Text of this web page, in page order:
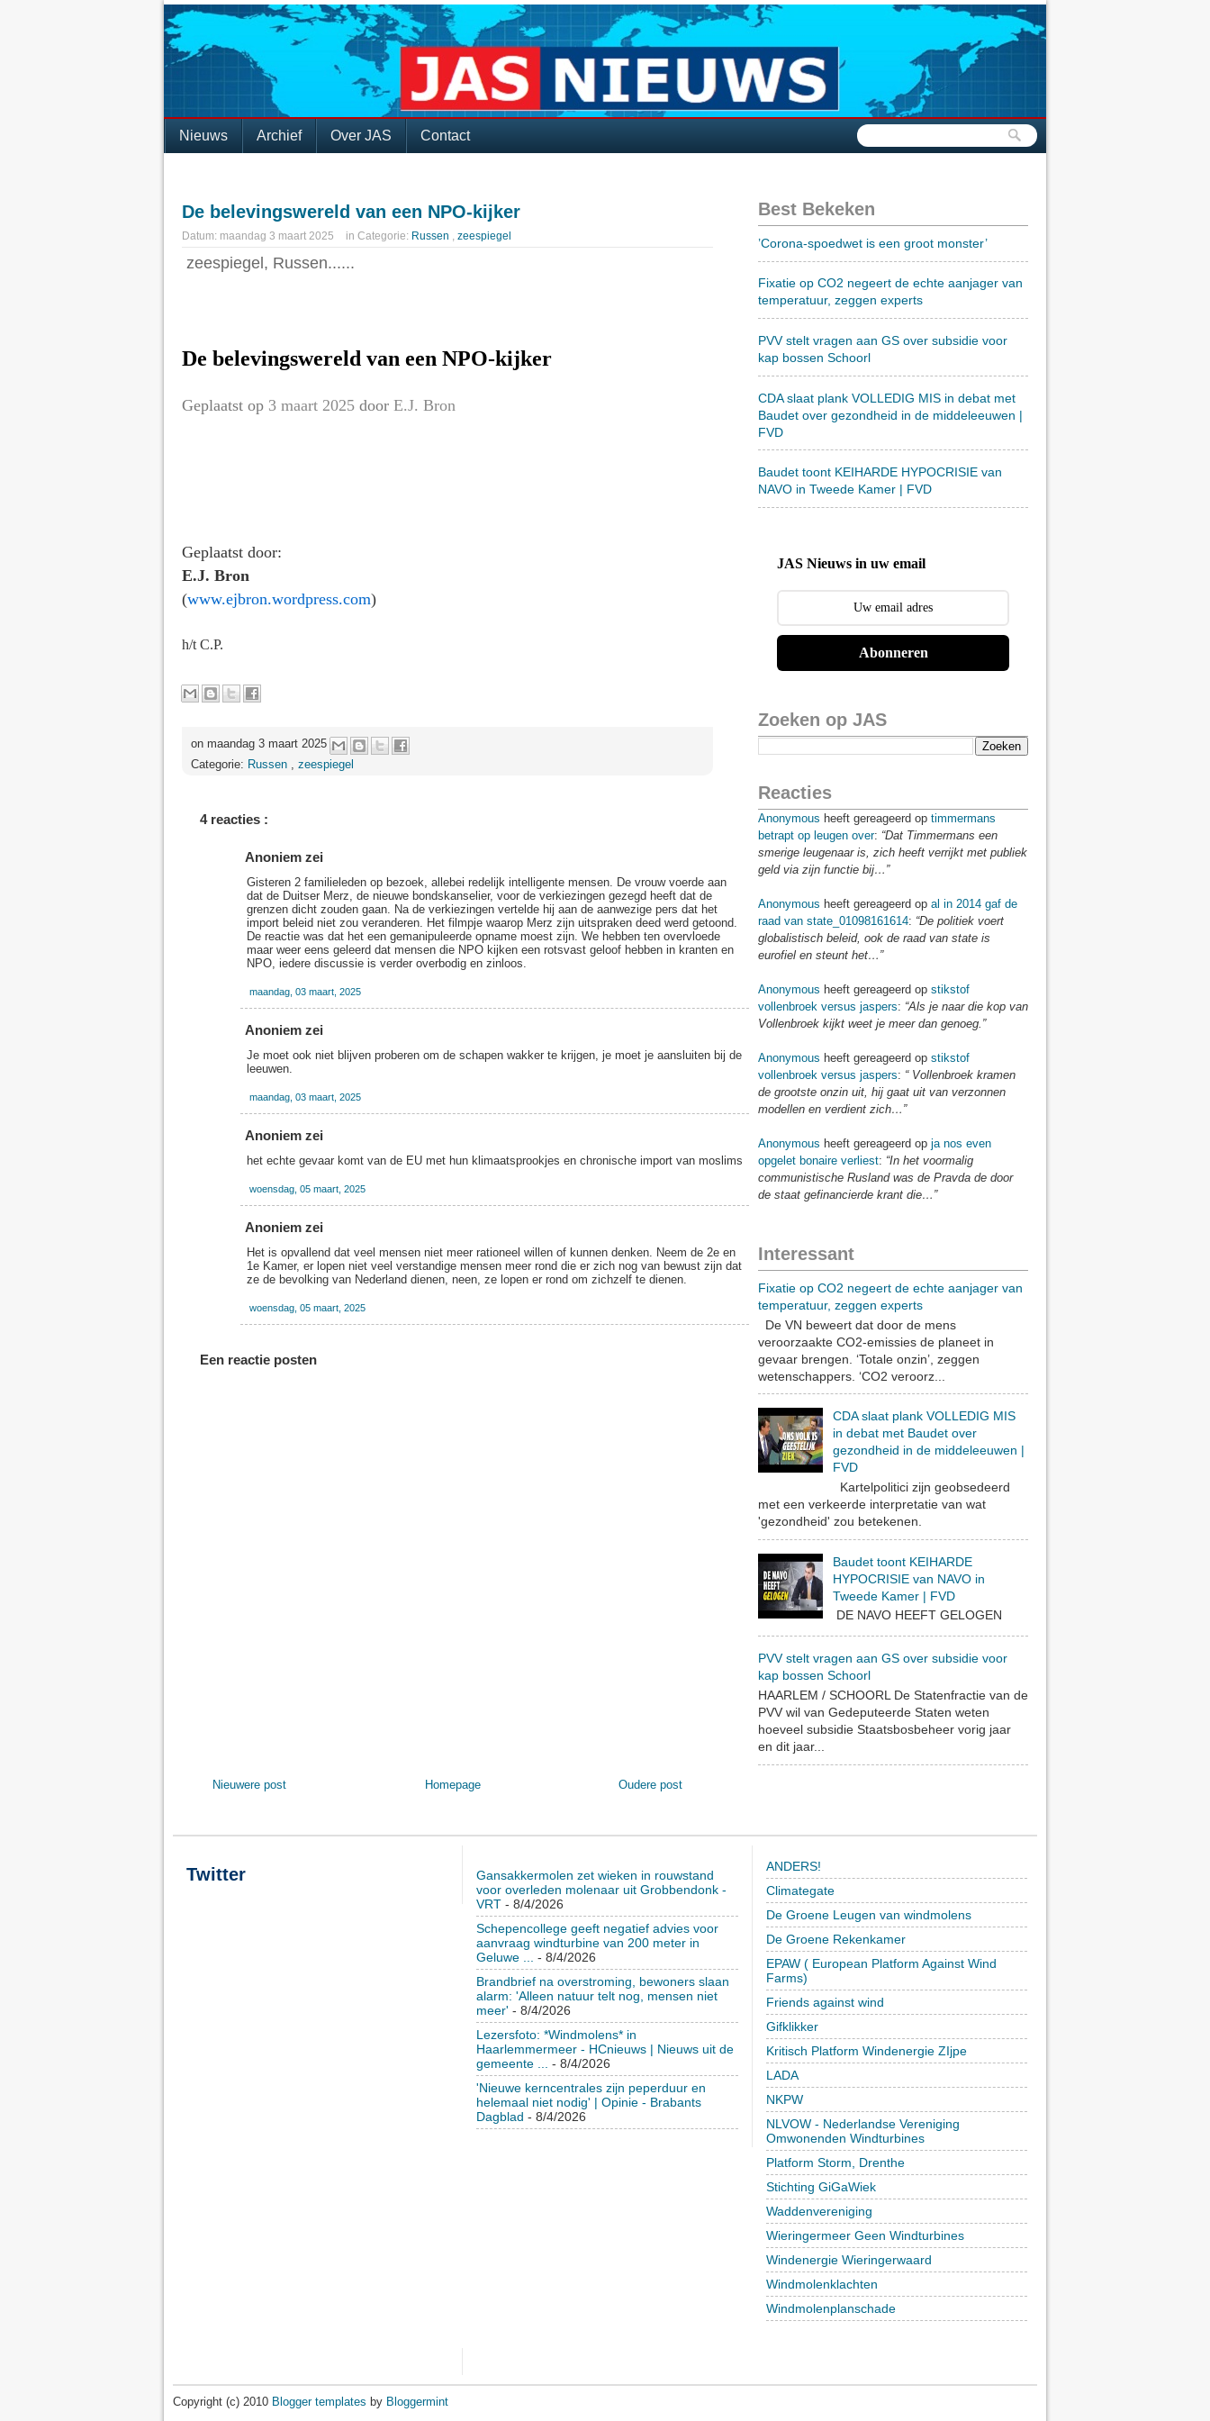
Nieuws Archief Over JAS Contact
De belevingswereld van een NPO-kijker
Datum: maandag 3 maart 2025 in Categorie: Russen , zeespiegel
zeespiegel, Russen......
De belevingswereld van een NPO-kijker
Geplaatst op 3 maart 2025 door E.J. Bron
Geplaatst door:
E.J. Bron
(www.ejbron.wordpress.com)
h/t C.P.
on maandag 3 maart 2025
Categorie: Russen , zeespiegel
4 reacties :
Anoniem zei
Gisteren 2 familieleden op bezoek, allebei redelijk intelligente mensen. De vrouw voerde aan
dat de Duitser Merz, de nieuwe bondskanselier, voor de verkiezingen gezegd heeft dat de
grenzen dicht zouden gaan. Na de verkiezingen vertelde hij aan de aanwezige pers dat het
import beleid niet zou veranderen. Het filmpje waarop Merz zijn uitspraken deed werd getoond.
De reactie was dat het een gemanipuleerde opname moest zijn. We hebben ten overvloede
maar weer eens geleerd dat mensen die NPO kijken een rotsvast geloof hebben in kranten en
NPO, iedere discussie is verder overbodig en zinloos.
maandag, 03 maart, 2025
Anoniem zei
Je moet ook niet blijven proberen om de schapen wakker te krijgen, je moet je aansluiten bij de
leeuwen.
maandag, 03 maart, 2025
Anoniem zei
het echte gevaar komt van de EU met hun klimaatsprookjes en chronische import van moslims
woensdag, 05 maart, 2025
Anoniem zei
Het is opvallend dat veel mensen niet meer rationeel willen of kunnen denken. Neem de 2e en
1e Kamer, er lopen niet veel verstandige mensen meer rond die er zich nog van bewust zijn dat
ze de bevolking van Nederland dienen, neen, ze lopen er rond om zichzelf te dienen.
woensdag, 05 maart, 2025
Een reactie posten
Nieuwere post Oudere post
Homepage
Best Bekeken
’Corona-spoedwet is een groot monster’
Fixatie op CO2 negeert de echte aanjager van
temperatuur, zeggen experts
PVV stelt vragen aan GS over subsidie voor
kap bossen Schoorl
CDA slaat plank VOLLEDIG MIS in debat met
Baudet over gezondheid in de middeleeuwen |
FVD
Baudet toont KEIHARDE HYPOCRISIE van
NAVO in Tweede Kamer | FVD
JAS Nieuws in uw email
Abonneren
Zoeken op JAS
Reacties
Anonymous heeft gereageerd op timmermans
betrapt op leugen over: “Dat Timmermans een
smerige leugenaar is, zich heeft verrijkt met publiek
geld via zijn functie bij…”
Anonymous heeft gereageerd op al in 2014 gaf de
raad van state_01098161614: “De politiek voert
globalistisch beleid, ook de raad van state is
eurofiel en steunt het…”
Anonymous heeft gereageerd op stikstof
vollenbroek versus jaspers: “Als je naar die kop van
Vollenbroek kijkt weet je meer dan genoeg.”
Anonymous heeft gereageerd op stikstof
vollenbroek versus jaspers: “ Vollenbroek kramen
de grootste onzin uit, hij gaat uit van verzonnen
modellen en verdient zich…”
Anonymous heeft gereageerd op ja nos even
opgelet bonaire verliest: “In het voormalig
communistische Rusland was de Pravda de door
de staat gefinancierde krant die…”
Interessant
Fixatie op CO2 negeert de echte aanjager van
temperatuur, zeggen experts
De VN beweert dat door de mens
veroorzaakte CO2-emissies de planeet in
gevaar brengen. ‘Totale onzin’, zeggen
wetenschappers. ‘CO2 veroorz...
CDA slaat plank VOLLEDIG MIS
in debat met Baudet over
gezondheid in de middeleeuwen |
FVD
Kartelpolitici zijn geobsedeerd
met een verkeerde interpretatie van wat
'gezondheid' zou betekenen.
Baudet toont KEIHARDE
HYPOCRISIE van NAVO in
Tweede Kamer | FVD
DE NAVO HEEFT GELOGEN
PVV stelt vragen aan GS over subsidie voor
kap bossen Schoorl
HAARLEM / SCHOORL De Statenfractie van de
PVV wil van Gedeputeerde Staten weten
hoeveel subsidie Staatsbosbeheer vorig jaar
en dit jaar...
Twitter
Gansakkermolen zet wieken in rouwstand
voor overleden molenaar uit Grobbendonk -
VRT- 8/4/2026
Schepencollege geeft negatief advies voor
aanvraag windturbine van 200 meter in
Geluwe ...
- 8/4/2026
Brandbrief na overstroming, bewoners slaan
alarm: 'Alleen natuur telt nog, mensen niet
meer' - 8/4/2026
Lezersfoto: *Windmolens* in
Haarlemmermeer - HCnieuws | Nieuws uit de
gemeente ...
- 8/4/2026
'Nieuwe kerncentrales zijn peperduur en
helemaal niet nodig' | Opinie - Brabants
Dagblad - 8/4/2026
ANDERS!
Climategate
De Groene Leugen van windmolens
De Groene Rekenkamer
EPAW ( European Platform Against Wind
Farms)
Friends against wind
Gifklikker
Kritisch Platform Windenergie ZIjpe
LADA
NKPW
NLVOW - Nederlandse Vereniging
Omwonenden Windturbines
Platform Storm, Drenthe
Stichting GiGaWiek
Waddenvereniging
Wieringermeer Geen Windturbines
Windenergie Wieringerwaard
Windmolenklachten
Windmolenplanschade
Copyright (c) 2010 Blogger templates by Bloggermint